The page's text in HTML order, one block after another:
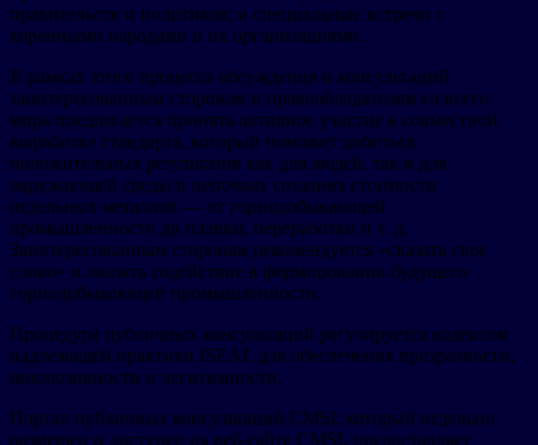
правительств и политиков; и специальные встречи с
коренными народами и их организациями.
В рамках этого процесса обсуждения и консультаций
заинтересованным сторонам и правообладателям со всего
мира предлагается принять активное участие в совместной
выработке стандарта, который поможет добиться
положительных результатов как для людей, так и для
окружающей среды в цепочках создания стоимости
отдельных металлов — от горнодобывающей
промышленности до плавки, переработки и т. д.
Заинтересованным сторонам рекомендуется «сказать свое
слово» и оказать содействие в формировании будущего
горнодобывающей промышленности.
Процедура публичных консультаций регулируется кодексом
надлежащей практики ISEAL для обеспечения прозрачности,
инклюзивности и легитимности.
Портал публичных консультаций CMSI, который отдельно
размещен и доступен на веб-сайте CMSI, предоставляет